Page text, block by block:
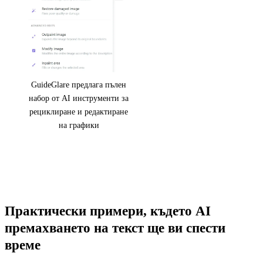
GuideGlare предлага пълен
набор от AI инструменти за
рециклиране и редактиране
на графики
Практически примери, където AI
премахването на текст ще ви спести
време